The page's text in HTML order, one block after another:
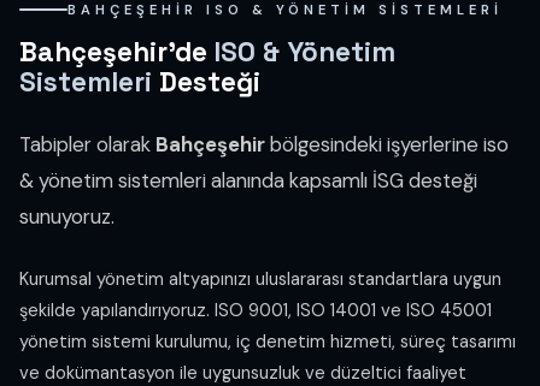
BAHÇEŞEHIR ISO & YÖNETIM SISTEMLERI
Bahçeşehir'de ISO & Yönetim
Sistemleri Desteği
Tabipler olarak Bahçeşehirbölgesindeki işyerlerine iso
& yönetim sistemleri alanında kapsamlı İSG desteği
sunuyoruz.
Kurumsal yönetim altyapınızı uluslararası standartlara uygun
şekilde yapılandırıyoruz. ISO 9001, ISO 14001 ve ISO 45001
yönetim sistemi kurulumu, iç denetim hizmeti, süreç tasarımı
ve dokümantasyon ile uygunsuzluk ve düzeltici faaliyet